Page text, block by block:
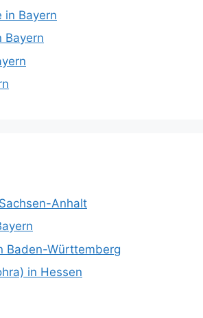
in Bayern
Bayern
Anhalt
Baden-Württemberg
in Hessen